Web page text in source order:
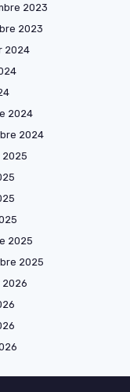
2023
2023
2024
2024
2024
2025
2025
2025
2026